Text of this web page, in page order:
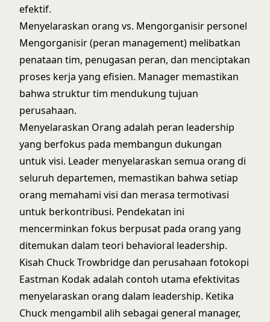
efektif.
Menyelaraskan orang vs. Mengorganisir personel
Mengorganisir (peran management) melibatkan
penataan tim, penugasan peran, dan menciptakan
proses kerja yang efisien. Manager memastikan
bahwa struktur tim mendukung tujuan
perusahaan.
Menyelaraskan Orang adalah peran leadership
yang berfokus pada membangun dukungan
untuk visi. Leader menyelaraskan semua orang di
seluruh departemen, memastikan bahwa setiap
orang memahami visi dan merasa termotivasi
untuk berkontribusi. Pendekatan ini
mencerminkan fokus berpusat pada orang yang
ditemukan dalam teori behavioral leadership.
Kisah Chuck Trowbridge dan perusahaan fotokopi
Eastman Kodak adalah contoh utama efektivitas
menyelaraskan orang dalam leadership. Ketika
Chuck mengambil alih sebagai general manager,